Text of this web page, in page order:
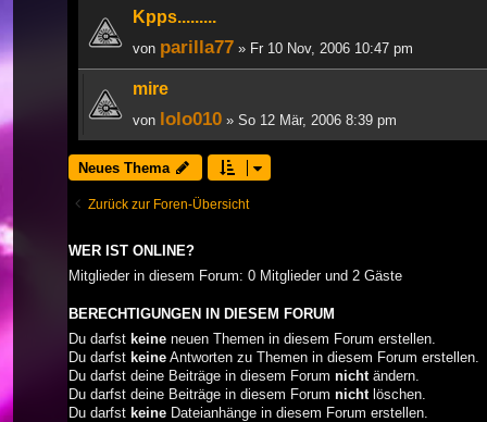
Kpps.........
von parilla77 » Fr 10 Nov, 2006 10:47 pm
mire
von lolo010 » So 12 Mär, 2006 8:39 pm
Neues Thema
Zurück zur Foren-Übersicht
WER IST ONLINE?
Mitglieder in diesem Forum: 0 Mitglieder und 2 Gäste
BERECHTIGUNGEN IN DIESEM FORUM
Du darfst keine neuen Themen in diesem Forum erstellen.
Du darfst keine Antworten zu Themen in diesem Forum erstellen.
Du darfst deine Beiträge in diesem Forum nicht ändern.
Du darfst deine Beiträge in diesem Forum nicht löschen.
Du darfst keine Dateianhänge in diesem Forum erstellen.